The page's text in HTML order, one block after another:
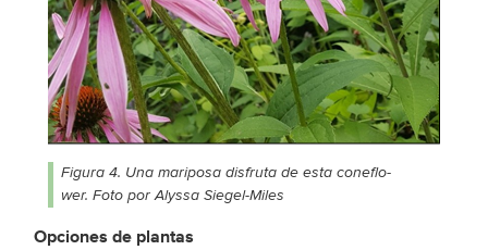
Figura 4. Una mariposa disfruta de esta coneflo-
wer. Foto por Alyssa Siegel-Miles
Opciones de plantas